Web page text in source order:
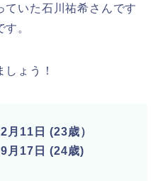
ていた石川祐希さんです
す。
ょう！
月11日 (23歳）
9月17日 (24歳)